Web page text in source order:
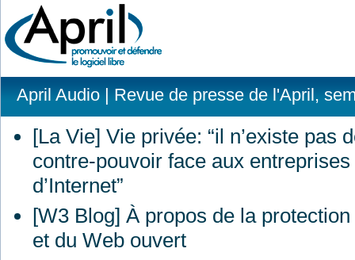
April Audio| Revue de presse de l'April,
[La Vie] Vie privée: “il n’existe pas
contre-pouvoir face aux entreprises
d’Internet”
[W3 Blog] À propos de la
et du Web ouvert